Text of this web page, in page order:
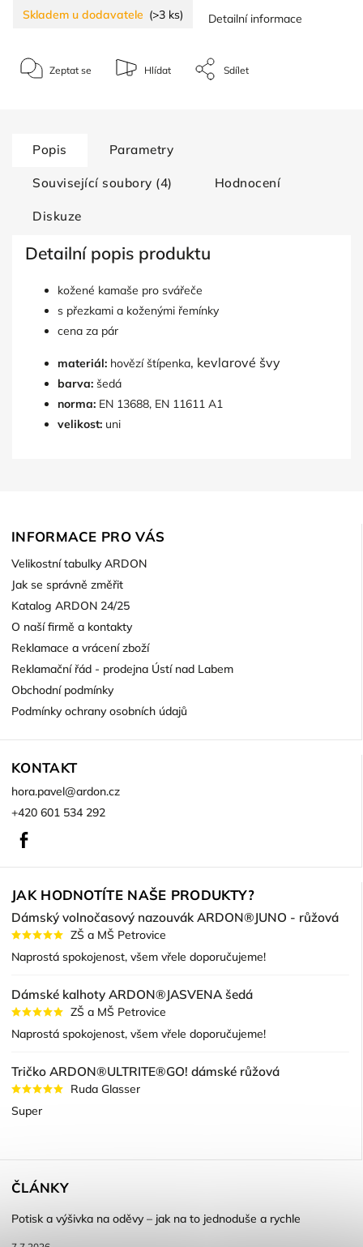
Skladem u dodavatele (>3 ks) Detailní informace
Zeptat se Hlídat Sdílet
Popis Parametry
Související soubory (4) Hodnocení
Diskuze
Detailní popis produktu
kožené kamaše pro svářeče
s přezkami a koženými řemínky
cena za pár
materiál: hovězí štípenka, kevlarové švy
barva: šedá
norma: EN 13688, EN 11611 A1
velikost: uni
INFORMACE PRO VÁS
Velikostní tabulky ARDON
Jak se správně změřit
Katalog ARDON 24/25
O naší firmě a kontakty
Reklamace a vrácení zboží
Reklamační řád - prodejna Ústí nad Labem
Obchodní podmínky
Podmínky ochrany osobních údajů
KONTAKT
hora.pavel@ardon.cz
+420 601 534 292
JAK HODNOTÍTE NAŠE PRODUKTY?
Dámský volnočasový nazouvák ARDON®JUNO - růžová
ZŠ a MŠ Petrovice
Naprostá spokojenost, všem vřele doporučujeme!
Dámské kalhoty ARDON®JASVENA šedá
ZŠ a MŠ Petrovice
Naprostá spokojenost, všem vřele doporučujeme!
Tričko ARDON®ULTRITE®GO! dámské růžová
Ruda Glasser
Super
ČLÁNKY
Potisk a výšivka na oděvy – jak na to jednoduše a rychle